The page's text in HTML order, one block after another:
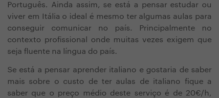
Português. Ainda assim, se está a pensar estudar ou
viver em Itália o ideal é mesmo ter algumas aulas para
conseguir comunicar no país. Principalmente no
contexto profissional onde muitas vezes exigem que
seja fluente na língua do país.
Se está a pensar aprender italiano e gostaria de saber
mais sobre o custo de ter aulas de italiano fique a
saber que o preço médio deste serviço é de 20€/h,